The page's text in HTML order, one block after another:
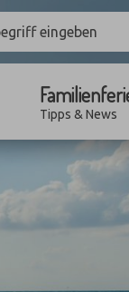
Tipps & News